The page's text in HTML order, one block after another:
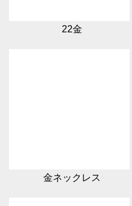
22金
金ネックレス